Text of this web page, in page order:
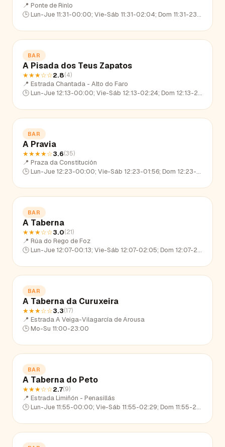
📍 Ponte de Rinlo
🕒 Lun-Jue 11:31-00:00; Vie-Sáb 11:31-02:04; Dom 11:31-23:09
BAR
A Pisada dos Teus Zapatos
★★★☆☆2.8(4)
📍 Estrada Chantada - Alto do Faro
🕒 Lun-Jue 12:13-00:00; Vie-Sáb 12:13-02:24; Dom 12:13-22:47
BAR
A Pravia
★★★★☆3.6(35)
📍 Praza da Constitución
🕒 Lun-Jue 12:23-00:00; Vie-Sáb 12:23-01:56; Dom 12:23-23:25
BAR
A Taberna
★★★☆☆3.0(21)
📍 Rúa do Rego de Foz
🕒 Lun-Jue 12:07-00:13; Vie-Sáb 12:07-02:05; Dom 12:07-23:29
BAR
A Taberna da Curuxeira
★★★☆☆3.3(17)
📍 Estrada A Veiga-Vilagarcía de Arousa
🕒 Mo-Su 11:00-23:00
BAR
A Taberna do Peto
★★★☆☆2.7(9)
📍 Estrada Limiñón - Penasillás
🕒 Lun-Jue 11:55-00:00; Vie-Sáb 11:55-02:29; Dom 11:55-23:18